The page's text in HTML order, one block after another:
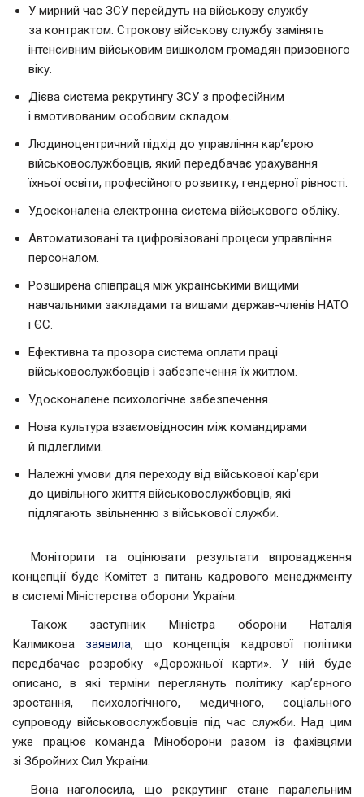
У мирний час ЗСУ перейдуть на військову службу
за контрактом. Строкову військову службу замінять
інтенсивним військовим вишколом громадян призовного
віку.
Дієва система рекрутингу ЗСУ з професійним
і вмотивованим особовим складом.
Людиноцентричний підхід до управління кар’єрою
військовослужбовців, який передбачає урахування
їхньої освіти, професійного розвитку, гендерної рівності.
Удосконалена електронна система військового обліку.
Автоматизовані та цифровізовані процеси управління
персоналом.
Розширена співпраця між українськими вищими
навчальними закладами та вишами держав-членів НАТО
і ЄС.
Ефективна та прозора система оплати праці
військовослужбовців і забезпечення їх житлом.
Удосконалене психологічне забезпечення.
Нова культура взаємовідносин між командирами
й підлеглими.
Належні умови для переходу від військової кар’єри
до цивільного життя військовослужбовців, які
підлягають звільненню з військової служби.
Моніторити та оцінювати результати впровадження
концепції буде Комітет з питань кадрового менеджменту
в системі Міністерства оборони України.
Також заступник Міністра оборони Наталія
Калмикова заявила, що концепція кадрової політики
передбачає розробку «Дорожньої карти». У ній буде
описано, в які терміни переглянуть політику кар’єрного
зростання, психологічного, медичного, соціального
супроводу військовослужбовців під час служби. Над цим
уже працює команда Міноборони разом із фахівцями
зі Збройних Сил України.
Вона наголосила, що рекрутинг стане паралельним